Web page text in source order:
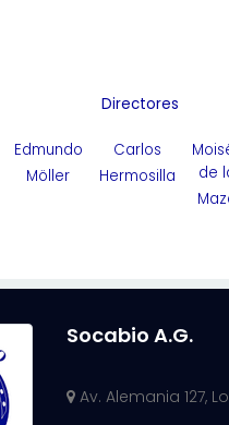
Directores
Edmundo
Möller
Carlos
Hermosilla
de
Socabio A.G.
Av. Alemania 127,